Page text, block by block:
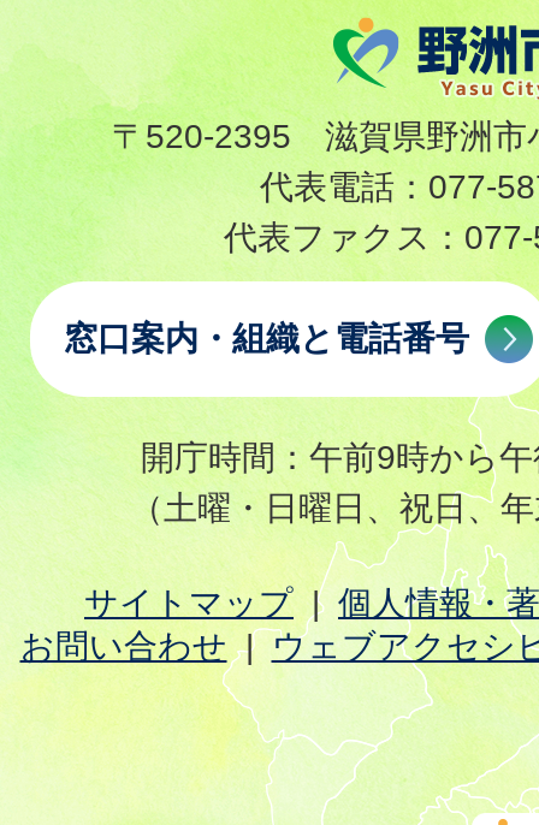
〒520-2395 滋賀県野洲市
代表電話： 077-
代表ファクス：
窓口案内・組織と電話番号
開庁時間：午前9時から
（土曜・日曜日、祝日、
サイトマップ
個人情報・
お問い合わせ
ウェブアクセシ